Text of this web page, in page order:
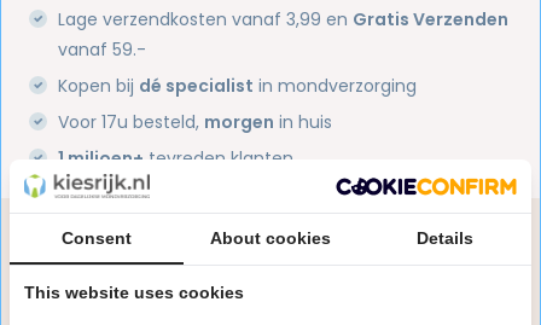
Lage verzendkosten vanaf 3,99 en Gratis Verzenden
vanaf 59.-
Kopen bij dé specialist in mondverzorging
Voor 17u besteld, morgen in huis
1 miljoen+ tevreden klanten
Heb je een vraag over dit product?
in de chat of stuur een e-mail.
Consent About cookies Details
This website uses cookies